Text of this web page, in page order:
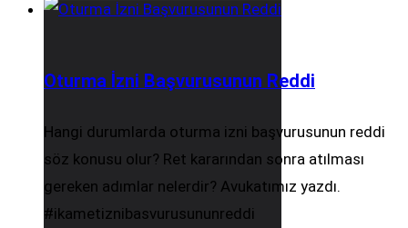
Oturma İzni Başvurusunun Reddi
Hangi durumlarda oturma izni başvurusunun reddi
söz konusu olur? Ret kararından sonra atılması
gereken adımlar nelerdir? Avukatımız yazdı.
#ikametiznibasvurusununreddi